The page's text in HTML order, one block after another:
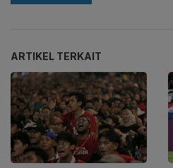
ARTIKEL TERKAIT